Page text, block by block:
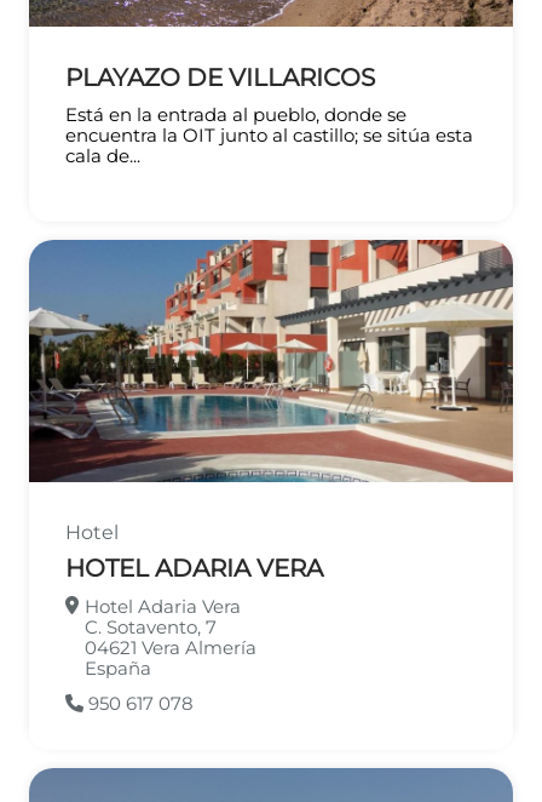
PLAYAZO DE VILLARICOS
Está en la entrada al pueblo, donde se
encuentra la OIT junto al castillo; se sitúa esta
cala de...
Hotel
HOTEL ADARIA VERA
Hotel Adaria Vera
C. Sotavento, 7
04621 Vera Almería
España
950 617 078